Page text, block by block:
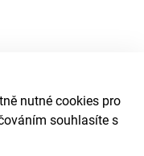
nutné cookies pro
souhlasíte s